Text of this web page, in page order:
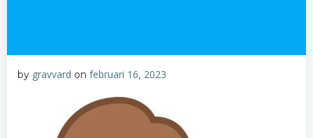
by gravvard on februari 16, 2023